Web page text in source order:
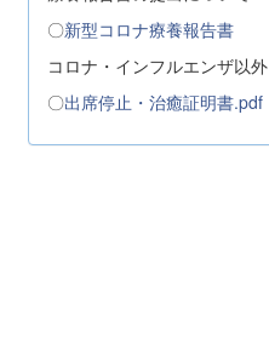
〇新型コロナ療養報告書
コロナ・インフルエンザ以外
〇出席停止・治癒証明書.pdf